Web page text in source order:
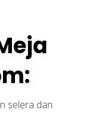
selera dan